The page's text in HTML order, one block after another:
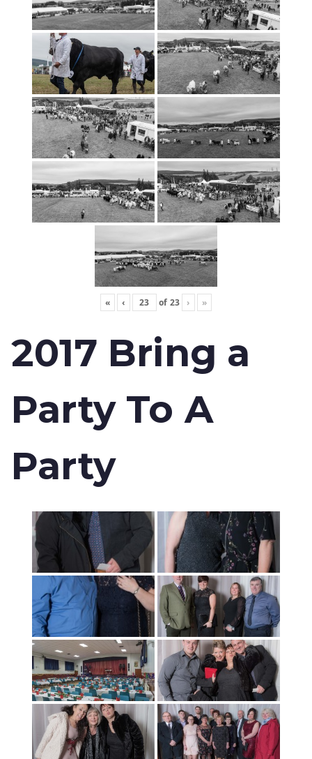
« ‹ of 23 › »
2017 Bring a
Party To A
Party